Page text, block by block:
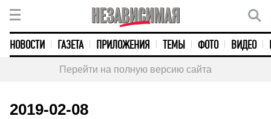
НОВОСТИ ГАЗЕТА ПРИЛОЖЕНИЯ ТЕМЫ ФОТО ВИДЕО
Перейти на полную версию сайта
2019-02-08